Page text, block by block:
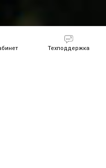
Техподдержка